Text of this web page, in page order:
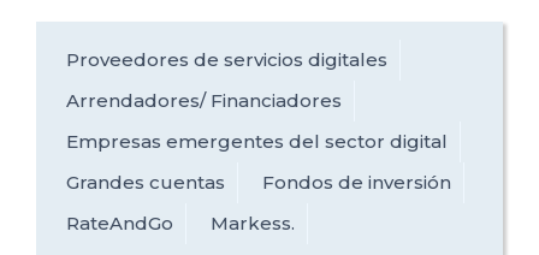
Proveedores de servicios digitales
Arrendadores/ Financiadores
Empresas emergentes del sector digital
Grandes cuentas
Fondos de inversión
RateAndGo
Markess.